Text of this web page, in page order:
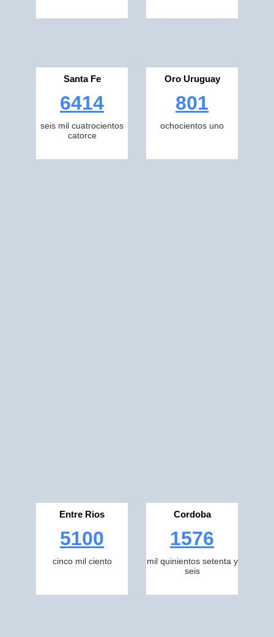
Santa Fe
6414
seis mil cuatrocientos
catorce
Oro Uruguay
801
ochocientos uno
Entre Rios
5100
cinco mil ciento
Cordoba
1576
mil quinientos setenta y
seis